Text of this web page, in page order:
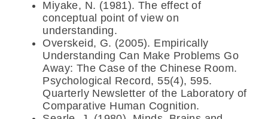
Miyake, N. (1981). The effect of
conceptual point of view on
understanding.
Overskeid, G. (2005). Empirically
Understanding Can Make Problems Go
Away: The Case of the Chinese Room.
Psychological Record, 55(4), 595.
Quarterly Newsletter of the Laboratory of
Comparative Human Cognition.